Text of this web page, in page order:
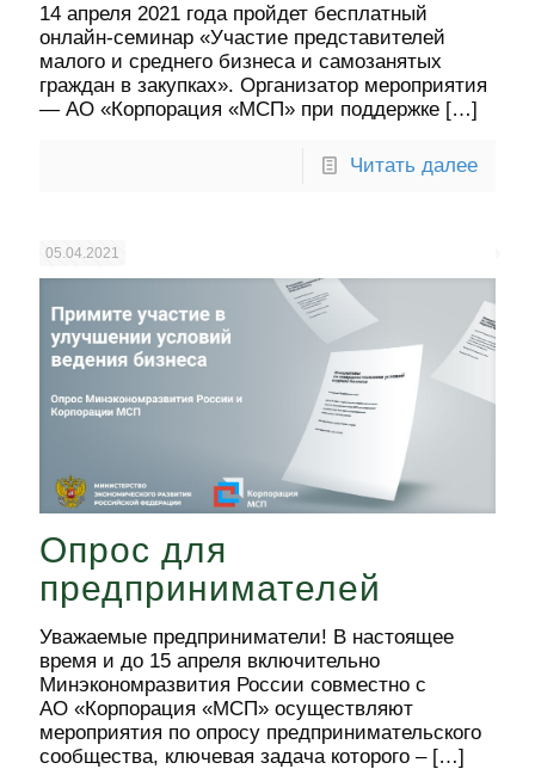
14 апреля 2021 года пройдет бесплатный
онлайн-семинар «Участие представителей
малого и среднего бизнеса и самозанятых
граждан в закупках». Организатор мероприятия
— АО «Корпорация «МСП» при поддержке […]
Читать далее
05.04.2021
Опрос для
предпринимателей
Уважаемые предприниматели! В настоящее
время и до 15 апреля включительно
Минэкономразвития России совместно с
АО «Корпорация «МСП» осуществляют
мероприятия по опросу предпринимательского
сообщества, ключевая задача которого –[…]